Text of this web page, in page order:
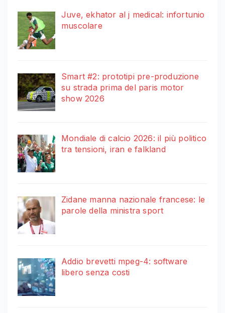
Juve, ekhator al j medical: infortunio
muscolare
Smart #2: prototipi pre-produzione
su strada prima del paris motor
show 2026
Mondiale di calcio 2026: il più politico
tra tensioni, iran e falkland
Zidane manna nazionale francese: le
parole della ministra sport
Addio brevetti mpeg-4: software
libero senza costi